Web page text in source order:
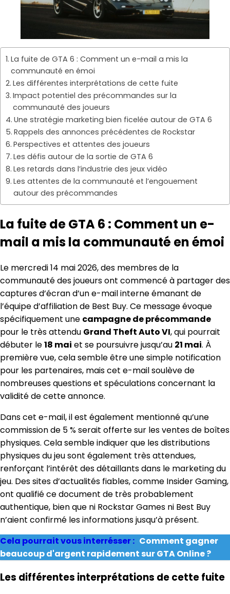
La fuite de GTA 6 : Comment un e-mail a mis la
communauté en émoi
Les différentes interprétations de cette fuite
Impact potentiel des précommandes sur la
communauté des joueurs
Une stratégie marketing bien ficelée autour de GTA 6
Rappels des annonces précédentes de Rockstar
Perspectives et attentes des joueurs
Les défis autour de la sortie de GTA 6
Les retards dans l’industrie des jeux vidéo
Les attentes de la communauté et l’engouement
autour des précommandes
La fuite de GTA 6 : Comment un e-
mail a mis la communauté en émoi
Le mercredi 14 mai 2026, des membres de la
communauté des joueurs ont commencé à partager des
captures d’écran d’un e-mail interne émanant de
l’équipe d’affiliation de Best Buy. Ce message évoque
spécifiquement une campagne de précommande
pour le très attendu Grand Theft Auto VI, qui pourrait
débuter le18 mai et se poursuivre jusqu’au 21 mai. À
première vue, cela semble être une simple notification
pour les partenaires, mais cet e-mail soulève de
nombreuses questions et spéculations concernant la
validité de cette annonce.
Dans cet e-mail, il est également mentionné qu’une
commission de 5 % serait offerte sur les ventes de boîtes
physiques. Cela semble indiquer que les distributions
physiques du jeu sont également très attendues,
renforçant l’intérêt des détaillants dans le marketing du
jeu. Des sites d’actualités fiables, comme Insider Gaming,
ont qualifié ce document de très probablement
authentique, bien que ni Rockstar Games ni Best Buy
n’aient confirmé les informations jusqu’à présent.
Cela pourrait vous interrésser : Comment gagner
beaucoup d'argent rapidement sur GTA Online ?
Les différentes interprétations de cette fuite